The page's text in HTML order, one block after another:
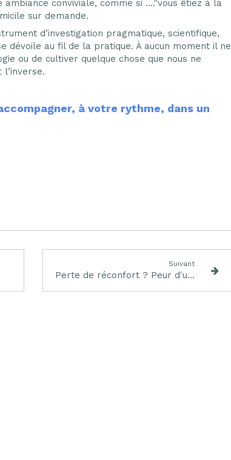
conviviale, comme si ...."vous êtiez à la
sur demande.
d’investigation pragmatique, scientifique,
dévoile au fil de la pratique. À aucun moment il ne
ou de cultiver quelque chose que nous ne
l’inverse.
à votre rythme, dans un
Suivant
Perte de réconfort ? Peur d'un effondrement ? ET SI ON PARLAIT DE SOLASTALGIE ?